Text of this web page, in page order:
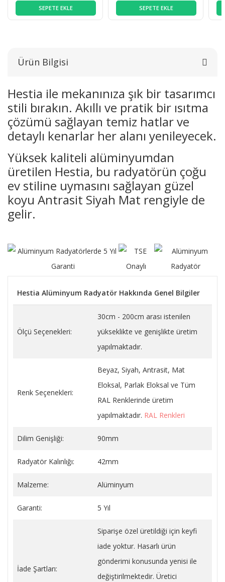
SEPETE EKLE SEPETE EKLE
Ürün Bilgisi
Hestia ile mekanınıza şık bir tasarımcı
stili bırakın. Akıllı ve pratik bir ısıtma
çözümü sağlayan temiz hatlar ve
detaylı kenarlar her alanı yenileyecek.
Yüksek kaliteli alüminyumdan
üretilen Hestia, bu radyatörün çoğu
ev stiline uymasını sağlayan güzel
koyu Antrasit Siyah Mat rengiyle de
gelir.
Hestia Alüminyum Radyatör Hakkında Genel Bilgiler
Ölçü Seçenekleri:
30cm - 200cm arası istenilen
yükseklikte ve genişlikte üretim
yapılmaktadır.
Renk Seçenekleri:
Beyaz, Siyah, Antrasit, Mat
Eloksal, Parlak Eloksal ve Tüm
RAL Renklerinde üretim
yapılmaktadır. RAL Renkleri
Dilim Genişliği: 90mm
Radyatör Kalınlığı: 42mm
Malzeme: Alüminyum
Garanti: 5 Yıl
İade Şartları:
Siparişe özel üretildiği için keyfi
iade yoktur. Hasarlı ürün
gönderimi konusunda yenisi ile
değiştirilmektedir. Üretici